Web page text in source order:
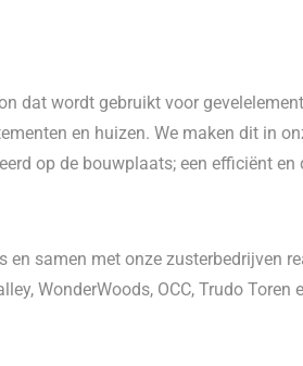
dat wordt gebruikt voor
en huizen. We maken dit in
op de bouwplaats; een efficiënt
samen met onze zusterbedrijven
WonderWoods, OCC, Trudo Toren